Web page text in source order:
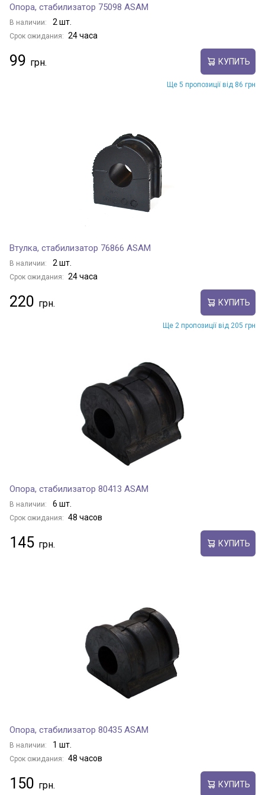
Опора, стабилизатор 75098 ASAM
В наличии: 2 шт.
Срок ожидания: 24 часа
99 КУПИТЬ
Ще 5 пропозиції від 86 грн
Втулка, стабилизатор 76866 ASAM
В наличии: 2 шт.
Срок ожидания: 24 часа
220 КУПИТЬ
Ще 2 пропозиції від 205 грн
Опора, стабилизатор 80413 ASAM
В наличии: 6 шт.
Срок ожидания: 48 часов
145 КУПИТЬ
Опора, стабилизатор 80435 ASAM
В наличии: 1 шт.
Срок ожидания: 48 часов
150 КУПИТЬ